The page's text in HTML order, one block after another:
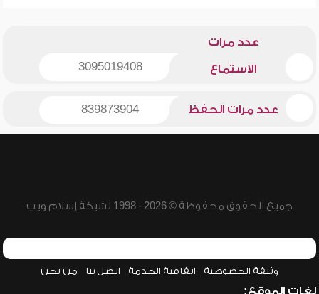
عدد مرات
الاستماع 3095019408
عدد مرات الحفظ 839873904
جميع الحقوق محفوظة © 2026 - 1998 لشبكة إسلام ويب
وثيقة الخصوصية اتفاقية الخدمة اتصل بنا من نحن
لغات الموقع: